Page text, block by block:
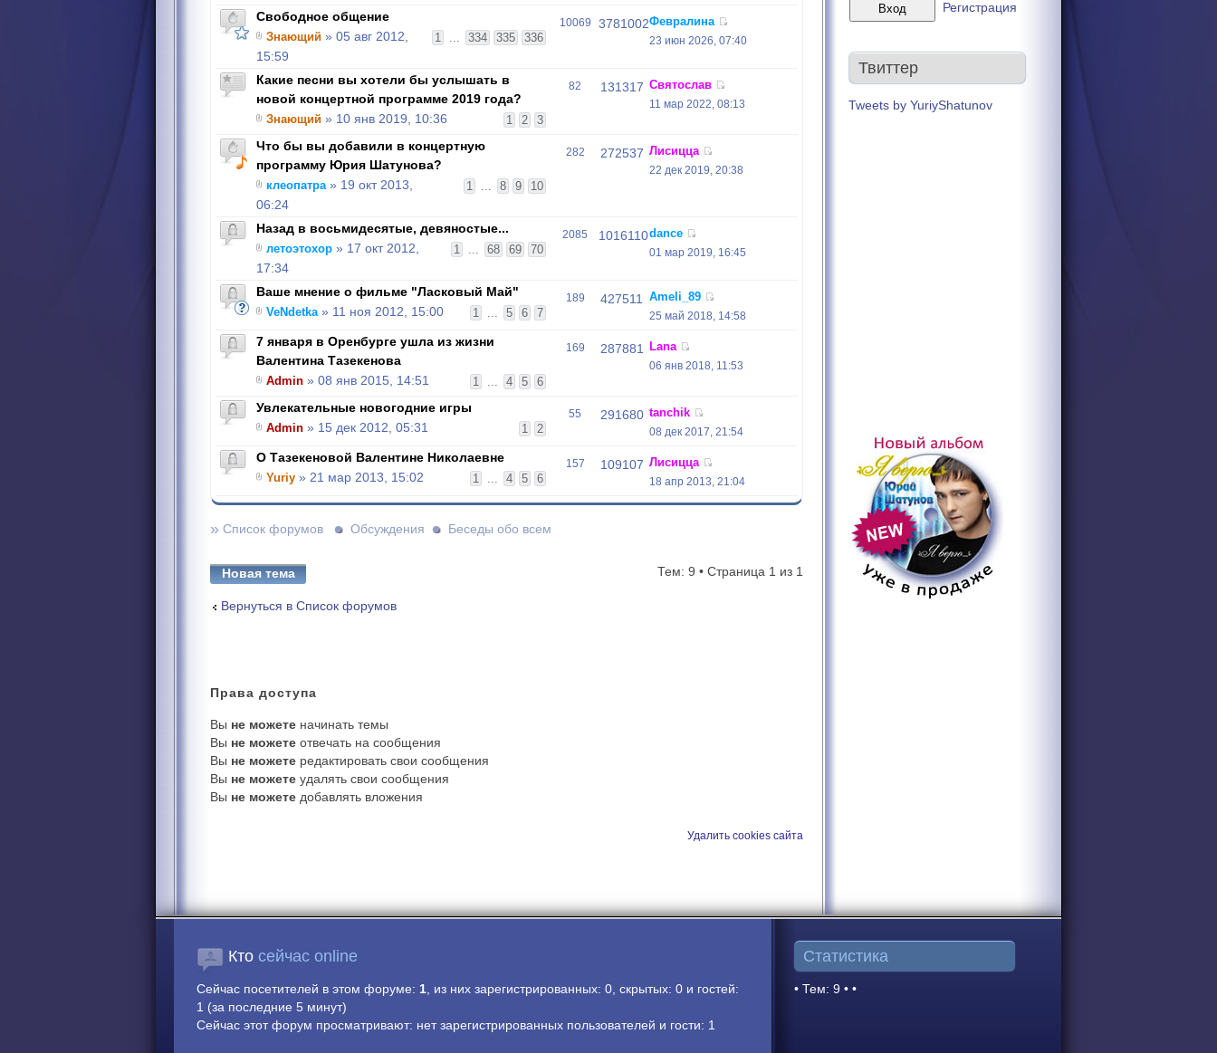
Свободное общение
1 ... 334 335 336
Знающий » 05 авг 2012,
15:59
10069 3781002Февралина
23 июн 2026, 07:40
Какие песни вы хотели бы услышать в
новой концертной программе 2019 года?
1 2 3
Знающий » 10 янв 2019, 10:36
82 131317 Святослав
11 мар 2022, 08:13
Что бы вы добавили в концертную
программу Юрия Шатунова?
1 ... 8 9 10
клеопатра» 19 окт 2013,
06:24
282 272537 Лисицца
22 дек 2019, 20:38
Назад в восьмидесятые, девяностые...
1 ... 68 69 70
летоэтохор » 17 окт 2012,
17:34
2085 1016110dance
01 мар 2019, 16:45
Ваше мнение о фильме "Ласковый Май"
1 ... 5 6 7
VeNdetka» 11 ноя 2012, 15:00
189 427511 Ameli_89
25 май 2018, 14:58
7 января в Оренбурге ушла из жизни
Валентина Тазекенова
1 ... 4 5 6
Admin » 08 янв 2015, 14:51
169 287881 Lana
06 янв 2018, 11:53
Увлекательные новогодние игры
1 2
Admin » 15 дек 2012, 05:31
55 291680 tanchik
08 дек 2017, 21:54
О Тазекеновой Валентине Николаевне
1 ... 4 5 6
Yuriy » 21 мар 2013, 15:02
157 109107 Лисицца
18 апр 2013, 21:04
» Список форумов Обсуждения Беседы обо всем
Новая тема Тем: 9 • Страница 1 из 1
Вернуться в Список форумов
Права доступа
Вы не можете начинать темы
Вы не можете отвечать на сообщения
Вы не можете редактировать свои сообщения
Вы не можете удалять свои сообщения
Вы не можете добавлять вложения
Удалить cookies сайта
Регистрация
Твиттер
Tweets by YuriyShatunov
Кто сейчас online
Сейчас посетителей в этом форуме: 1, из них зарегистрированных: 0, скрытых: 0 и гостей:
1 (за последние 5 минут)
Сейчас этот форум просматривают: нет зарегистрированных пользователей и гости: 1
Статистика
• Тем: 9 • •